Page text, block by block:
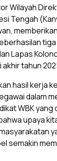
Wilayah
Tengah
tiga
Lapas
tahun
hasil kerja
dalam
WBK yang
upaya
semakin